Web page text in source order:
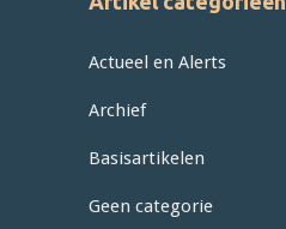
Actueel en Alerts
Archief
Basisartikelen
Geen categorie